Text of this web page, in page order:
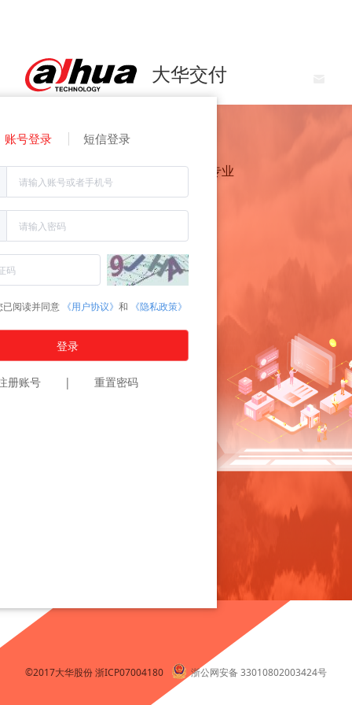
大华交付
让服务更便捷，让交付更专业
账号登录 短信登录
阅读并同意 《用户协议》 和 《隐私政策》
登录
册账号 | 重置密码
©2017大华股份浙ICP07004180 浙公网安备 33010802003424号